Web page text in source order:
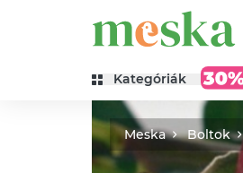
Kategóriák
Meska Boltok